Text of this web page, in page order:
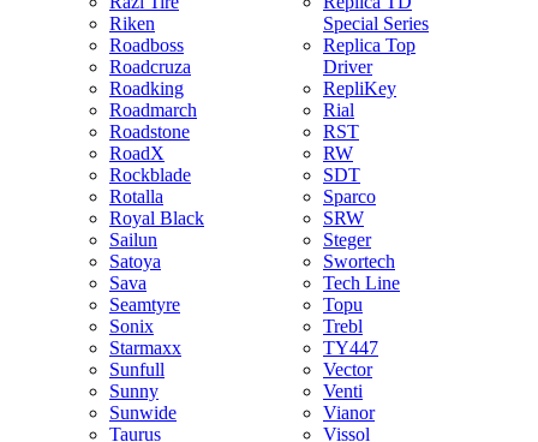
Riken
Roadboss
Roadcruza
Roadking
Roadmarch
Roadstone
RoadX
Rockblade
Rotalla
Royal Black
Sailun
Satoya
Sava
Seamtyre
Sonix
Starmaxx
Sunfull
Sunny
Sunwide
Taurus
Special Series
Replica Top
Driver
RepliKey
Rial
RST
RW
SDT
Sparco
SRW
Steger
Swortech
Tech Line
Topu
Trebl
TY447
Vector
Venti
Vianor
Vissol